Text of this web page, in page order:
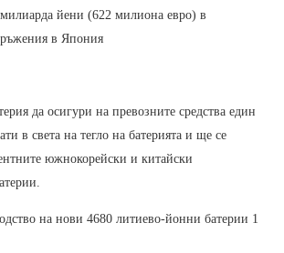
йени (622 милиона евро) в
в Япония
да осигури на превозните средства един
в света на тегло на батерията и ще се
южнокорейски и китайски